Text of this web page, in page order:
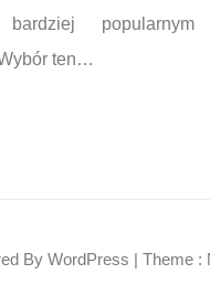
popularnym
ten…
By WordPress | Theme :